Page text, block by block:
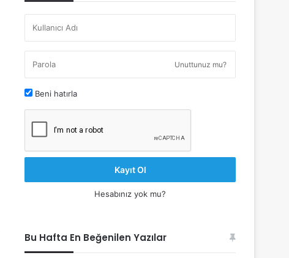
Unuttunuz mu?
Beni hatırla
Kayıt Ol
Hesabınız yok mu?
Bu Hafta En Beğenilen Yazılar